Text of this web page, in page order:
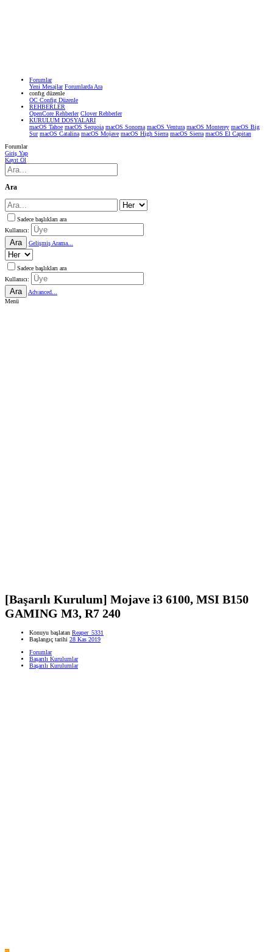
Forumlar
Yeni Mesajlar Forumlarda Ara
confıg düzenle
OC Config Düzenle
REHBERLER
OpenCore Rehberler Clover Rehberler
KURULUM DOSYALARI
macOS Tahoe macOS Sequoia macOS Sonoma macOS Ventura macOS Monterey macOS Big
Sur macOS Catalina macOS Mojave macOS High Sierra macOS Sierra macOS El Capitan
Forumlar
Giriş Yap
Kayıt Ol
Ara
Sadece başlıkları ara
Kullanıcı:
Ara Gelişmiş Arama...
Sadece başlıkları ara
Kullanıcı:
Ara
Advanced...
Menü
[Başarılı Kurulum] Mojave i3 6100, MSI B150
GAMING M3, R7 240
Konuyu başlatan Reaper_5331
Başlangıç tarihi 28 Kas 2019
Forumlar
Başarılı Kurulumlar
Başarılı Kurulumlar